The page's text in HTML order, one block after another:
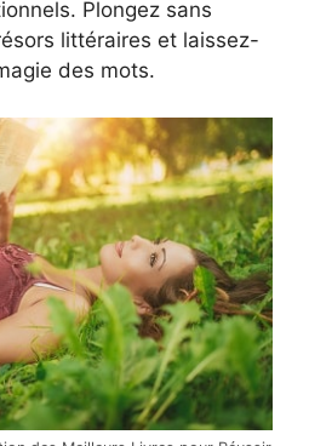
Plongez sans
littéraires et laissez-
des mots.